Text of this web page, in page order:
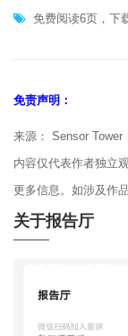
免费阅读6页，下
免责声明：
来源： Sensor
内容仅代表作者独立
更多信息。如涉及作
关于报告厅